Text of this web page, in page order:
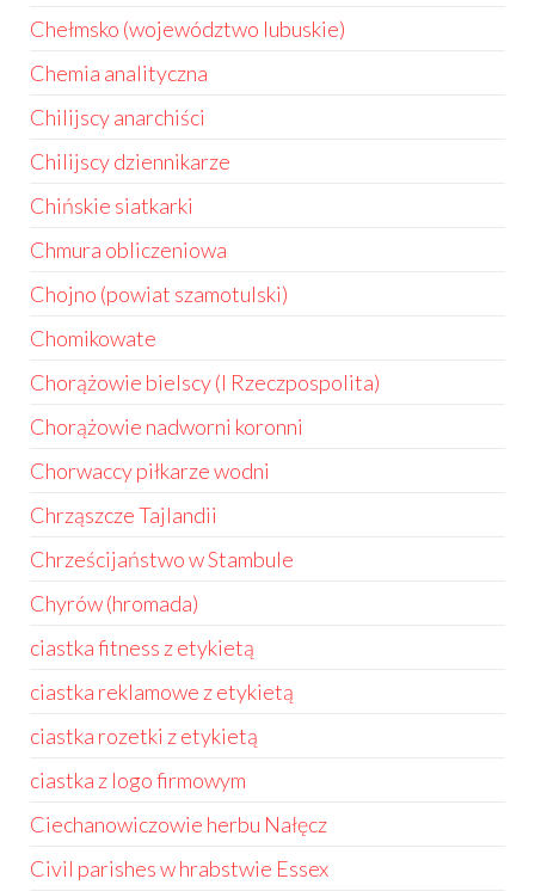
Chełmsko (województwo lubuskie)
Chemia analityczna
Chilijscy anarchiści
Chilijscy dziennikarze
Chińskie siatkarki
Chmura obliczeniowa
Chojno (powiat szamotulski)
Chomikowate
Chorążowie bielscy (I Rzeczpospolita)
Chorążowie nadworni koronni
Chorwaccy piłkarze wodni
Chrząszcze Tajlandii
Chrześcijaństwo w Stambule
Chyrów (hromada)
ciastka fitness z etykietą
ciastka reklamowe z etykietą
ciastka rozetki z etykietą
ciastka z logo firmowym
Ciechanowiczowie herbu Nałęcz
Civil parishes w hrabstwie Essex